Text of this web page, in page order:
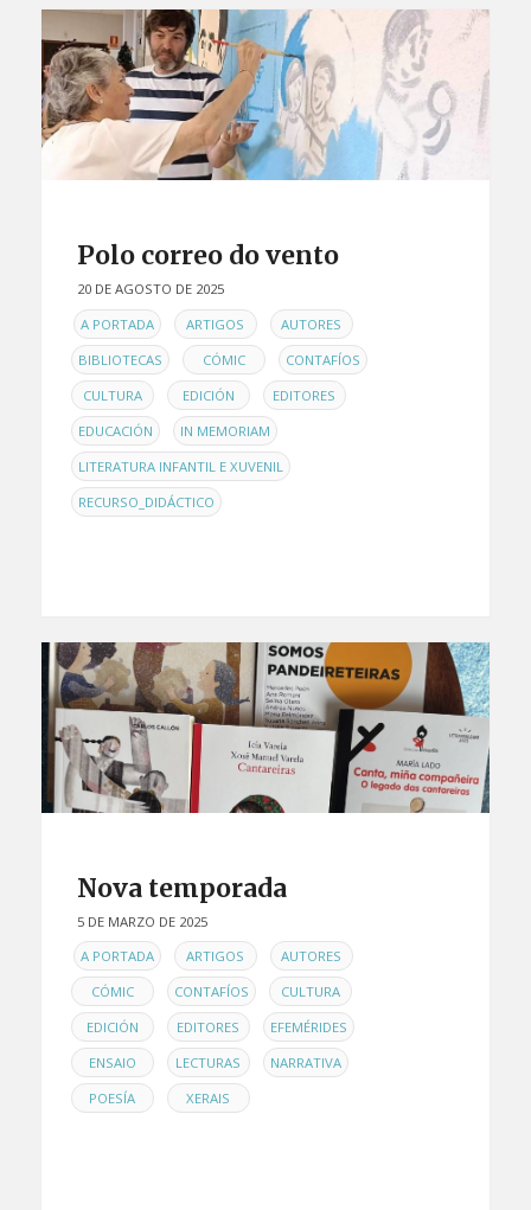
Polo correo do vento
20 DE AGOSTO DE 2025
ENA PORTADA , ARTIGOS , AUTORES ,
BIBLIOTECAS , CÓMIC , CONTAFÍOS ,
CULTURA , EDICIÓN , EDITORES ,
EDUCACIÓN , IN MEMORIAM ,
LITERATURA INFANTIL E XUVENIL ,
RECURSO_DIDÁCTICO
Nova temporada
5 DE MARZO DE 2025
ENA PORTADA , ARTIGOS , AUTORES ,
CÓMIC , CONTAFÍOS , CULTURA ,
EDICIÓN , EDITORES , EFEMÉRIDES ,
ENSAIO , LECTURAS , NARRATIVA ,
POESÍA , XERAIS